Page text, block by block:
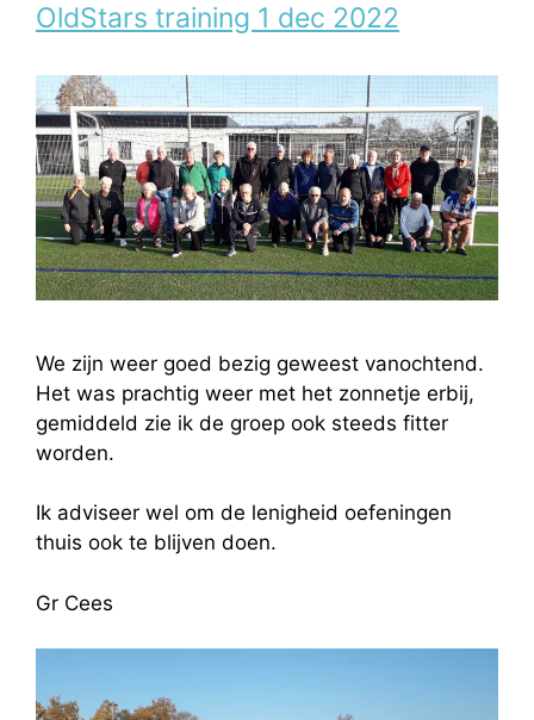
OldStars training 1 dec 2022
We zijn weer goed bezig geweest vanochtend.
Het was prachtig weer met het zonnetje erbij,
gemiddeld zie ik de groep ook steeds fitter
worden.
Ik adviseer wel om de lenigheid oefeningen
thuis ook te blijven doen.
Gr Cees